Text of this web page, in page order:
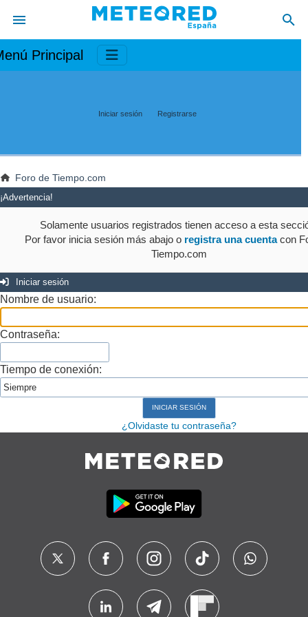
Principal
Iniciar sesión Registrarse
Foro de Tiempo.com
¡Advertencia!
Solamente usuarios registrados tienen acceso a esta
Por favor inicia sesión más abajo o registra una cuentacon
Tiempo.com
Iniciar sesión
Nombre de usuario:
Contraseña:
Tiempo de conexión:
¿Olvidaste tu contraseña?